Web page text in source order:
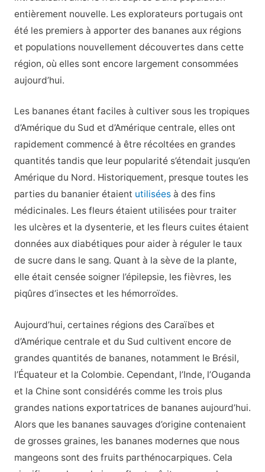
entièrement nouvelle. Les explorateurs portugais ont
été les premiers à apporter des bananes aux régions
et populations nouvellement découvertes dans cette
région, où elles sont encore largement consommées
aujourd’hui.
Les bananes étant faciles à cultiver sous les tropiques
d’Amérique du Sud et d’Amérique centrale, elles ont
rapidement commencé à être récoltées en grandes
quantités tandis que leur popularité s’étendait jusqu’en
Amérique du Nord. Historiquement, presque toutes les
parties du bananier étaient utiliséesà des fins
médicinales. Les fleurs étaient utilisées pour traiter
les ulcères et la dysenterie, et les fleurs cuites étaient
données aux diabétiques pour aider à réguler le taux
de sucre dans le sang. Quant à la sève de la plante,
elle était censée soigner l’épilepsie, les fièvres, les
piqûres d’insectes et les hémorroïdes.
Aujourd’hui, certaines régions des Caraïbes et
d’Amérique centrale et du Sud cultivent encore de
grandes quantités de bananes, notamment le Brésil,
l’Équateur et la Colombie. Cependant, l’Inde, l’Ouganda
et la Chine sont considérés comme les trois plus
grandes nations exportatrices de bananes aujourd’hui.
Alors que les bananes sauvages d’origine contenaient
de grosses graines, les bananes modernes que nous
mangeons sont des fruits parthénocarpiques. Cela